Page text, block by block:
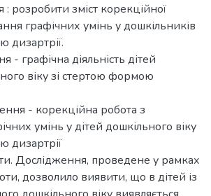
розробити зміст корекційної
графічних умінь у дошкільників
дизартрії.
- графічна діяльність дітей
віку зі стертою формою
- корекційна робота з
умінь у дітей дошкільного віку
дизартрії
Дослідження, проведене у рамках
дозволило виявити, що в дітей із